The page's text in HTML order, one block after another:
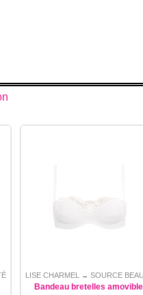
LISE CHARMEL → SOURCE
Bandeau bretelles